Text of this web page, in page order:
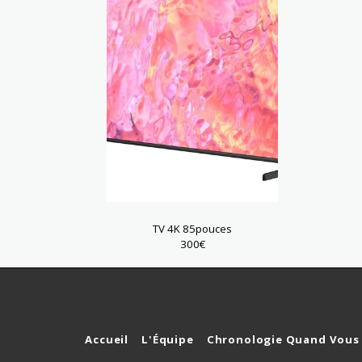
TV 4K 85pouces
300€
Accueil L'Équipe Chronologie Quand